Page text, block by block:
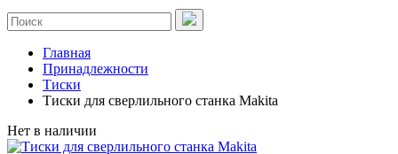
Главная
Принадлежности
Тиски
Тиски для сверлильного станка Makita
Нет в наличии